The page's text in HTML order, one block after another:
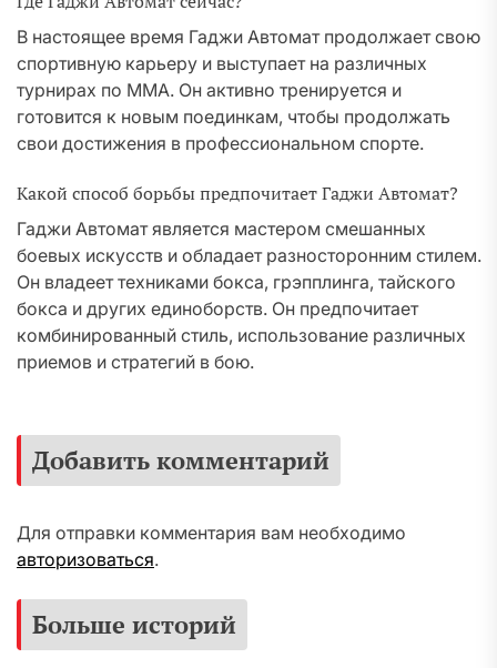
В настоящее время Гаджи Автомат продолжает свою
спортивную карьеру и выступает на различных
турнирах по ММА. Он активно тренируется и
готовится к новым поединкам, чтобы продолжать
свои достижения в профессиональном спорте.
Какой способ борьбы предпочитает Гаджи Автомат?
Гаджи Автомат является мастером смешанных
боевых искусств и обладает разносторонним стилем.
Он владеет техниками бокса, грэпплинга, тайского
бокса и других единоборств. Он предпочитает
комбинированный стиль, использование различных
приемов и стратегий в бою.
Добавить комментарий
Для отправки комментария вам необходимо
авторизоваться.
Больше историй